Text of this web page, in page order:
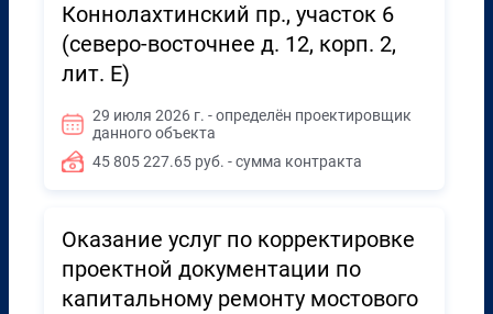
Коннолахтинский пр., участок 6
(северо-восточнее д. 12, корп. 2,
лит. Е)
29 июля 2026 г. - определён проектировщик
данного объекта
45 805 227.65 руб. - сумма контракта
Оказание услуг по корректировке
проектной документации по
капитальному ремонту мостового